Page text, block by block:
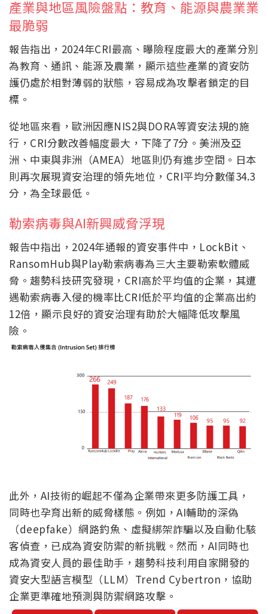
產業與地區風險盤點：教育、能源與農業業
最脆弱
報告指出，2024年CRI最高、曝險程度最大的產業分別
為教育、通訊、能源及農業，顯示這些產業的資安防
護仍處於相對薄弱的狀態，容易成為攻擊者鎖定的目
標。
從地區來看，歐洲因應NIS2與DORA等資安法規的施
行，CRI分數改善幅度最大，下降了7分。美洲及亞
洲、中東與非洲（AMEA）地區則仍有進步空間。日本
則再次展現資安治理的領先地位，CRI平均分數僅34.3
分，為全球最低。
勒索病毒與AI新興威脅浮現
報告中指出，2024年通報的資安事件中，LockBit、
RansomHub與Play勒索病毒為三大主要勒索軟體威
脅。趨勢科技研究發現，CRI高於平均值的企業，其遭
遇勒索病毒入侵的機率比CRI低於平均值的企業高出約
12倍，顯示良好的資安治理有助於大幅降低攻擊風
險。
此外，AI技術的崛起不僅為企業帶來更多防護工具，
同時也孕育出新的威脅樣態。例如，AI輔助的深偽
（deepfake）網路釣魚、虛擬綁架詐騙以及自動化駭
客偵查，已成為資安防禦的新挑戰。然而，AI同時也
成為資安人員的最佳助手，趨勢科技利用自家開發的
資安大型語言模型（LLM）Trend Cybertron，協助
企業更準確地預測與防禦網路攻擊。